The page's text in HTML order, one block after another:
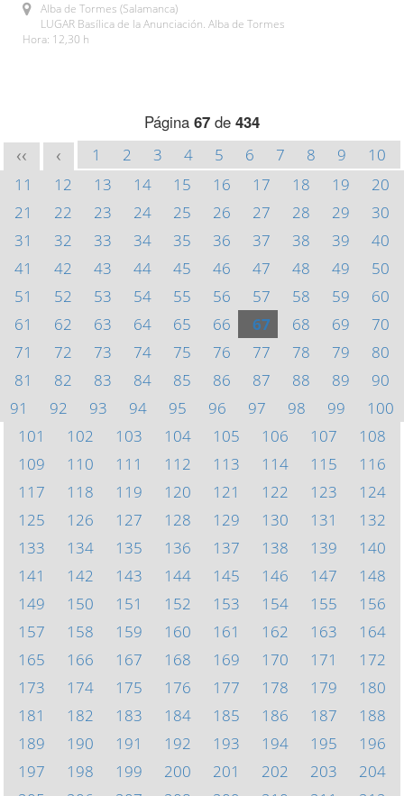
Alba de Tormes (Salamanca)
LUGAR Basílica de la Anunciación. Alba de Tormes
Hora: 12,30 h
Página 67 de 434
<< < 1 2 3 4 5 6 7 8 9
10
11
12 13 14 15 16 17 18 19
20
21
22 23 24 25 26 27 28 29
30
31
32 33 34 35 36 37 38 39
40
41
42 43 44 45 46 47 48 49
50
51
52 53 54 55 56 57 58 59
60
61
62 63 64 65 66 67 68 69
70
71
72 73 74 75 76 77 78 79
80
81
82 83 84 85 86 87 88 89
90
91
92 93 94 95 96 97 98 99
100
101
102 103 104 105 106 107
108
109
110 111 112 113 114 115
116
117
118 119 120 121 122 123
124
125
126 127 128 129 130 131
132
133
134 135 136 137 138 139
140
141
142 143 144 145 146 147
148
149
150 151 152 153 154 155
156
157
158 159 160 161 162 163
164
165
166 167 168 169 170 171
172
173
174 175 176 177 178 179
180
181
182 183 184 185 186 187
188
189
190 191 192 193 194 195
196
197
198 199 200 201 202 203
204